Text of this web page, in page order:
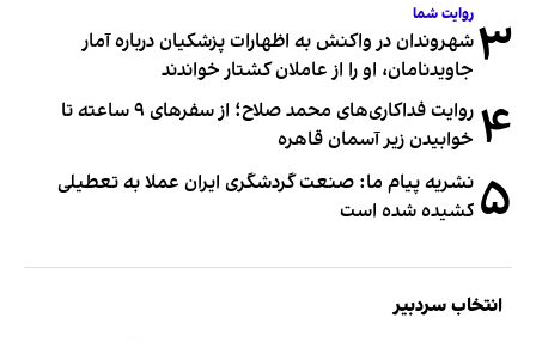
۳ روایت شما
شهروندان در واکنش به اظهارات پزشکیان درباره آمار
جاویدنامان، او را از عاملان کشتار خواندند
۴
روایت فداکاری‌های محمد صلاح؛ از سفرهای ۹ ساعته تا
خوابیدن زیر آسمان قاهره
۵ نشریه پیام ما: صنعت گردشگری ایران عملا به تعطیلی
کشیده شده است
انتخاب سردبیر